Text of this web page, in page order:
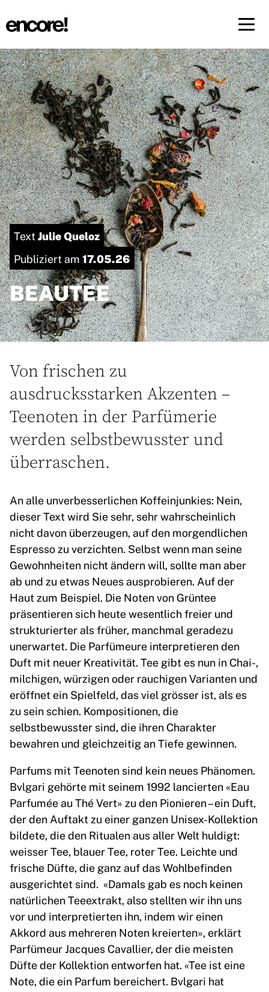
FR DE
TextJulie Queloz
Publiziert am 17.05.26
BEAUTEE
Von frischen zu
ausdrucksstarken Akzenten –
Teenoten in der Parfümerie
werden selbstbewusster und
überraschen.
An alle unverbesserlichen Koffeinjunkies: Nein,
dieser Text wird Sie sehr, sehr wahrscheinlich
nicht davon überzeugen, auf den morgendlichen
Espresso zu verzichten. Selbst wenn man seine
Gewohnheiten nicht ändern will, sollte man aber
ab und zu etwas Neues ausprobieren. Auf der
Haut zum Beispiel. Die Noten von Grüntee
präsentieren sich heute wesentlich freier und
strukturierter als früher, manchmal geradezu
unerwartet. Die Parfümeure interpretieren den
Duft mit neuer Kreativität. Tee gibt es nun in Chai-,
milchigen, würzigen oder rauchigen Varianten und
eröffnet ein Spielfeld, das viel grösser ist, als es
zu sein schien. Kompositionen, die
selbstbewusster sind, die ihren Charakter
bewahren und gleichzeitig an Tiefe gewinnen.
Parfums mit Teenoten sind kein neues Phänomen.
Bvlgari gehörte mit seinem 1992 lancierten «Eau
Parfumée au Thé Vert» zu den Pionieren – ein Duft,
der den Auftakt zu einer ganzen Unisex-Kollektion
bildete, die den Ritualen aus aller Welt huldigt:
weisser Tee, blauer Tee, roter Tee. Leichte und
frische Düfte, die ganz auf das Wohlbefinden
ausgerichtet sind. «Damals gab es noch keinen
natürlichen Teeextrakt, also stellten wir ihn uns
vor und interpretierten ihn, indem wir einen
Akkord aus mehreren Noten kreierten», erklärt
Parfümeur Jacques Cavallier, der die meisten
Düfte der Kollektion entworfen hat. «Tee ist eine
Note, die ein Parfum bereichert. Bvlgari hat